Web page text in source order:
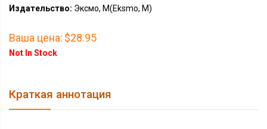
Издательство: Эксмо, М(Eksmo, M)
Ваша цена: $28.95
Not In Stock
Краткая аннотация